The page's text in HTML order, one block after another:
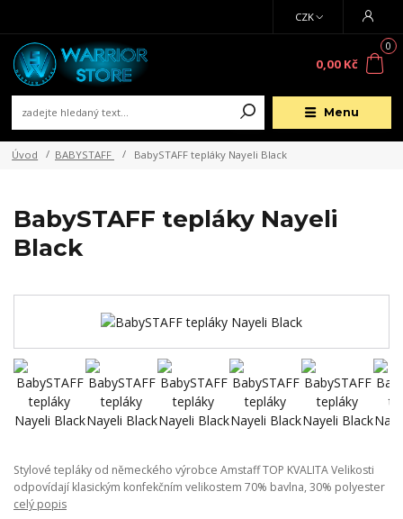
Menu
CZK
0
0,00 Kč
Úvod BABYSTAFF BabySTAFF tepláky Nayeli Black
BabySTAFF tepláky Nayeli
Black
Stylové tepláky od německého výrobce Amstaff TOP KVALITA Velikosti
odpovídají klasickým konfekčním velikostem 70% bavlna, 30% polyester
celý popis